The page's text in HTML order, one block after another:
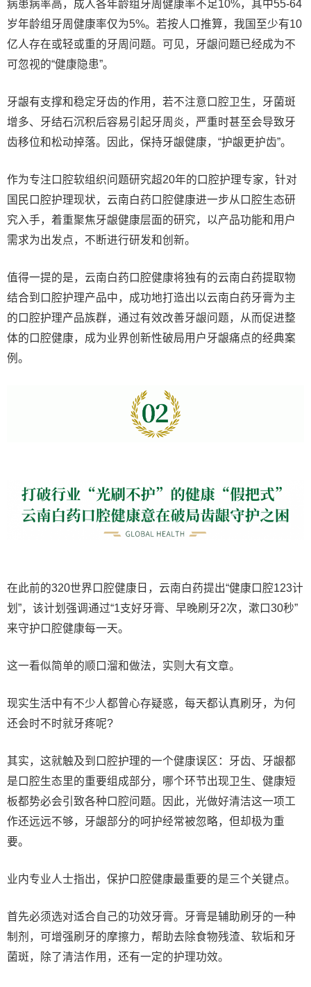
病患病率高，成人各年龄组牙周健康率不足10%，其中55-64
岁年龄组牙周健康率仅为5%。若按人口推算，我国至少有10
亿人存在或轻或重的牙周问题。可见，牙龈问题已经成为不
可忽视的“健康隐患”。
牙龈有支撑和稳定牙齿的作用，若不注意口腔卫生，牙菌斑
增多、牙结石沉积后容易引起牙周炎，严重时甚至会导致牙
齿移位和松动掉落。因此，保持牙龈健康，“护龈更护齿”。
作为专注口腔软组织问题研究超20年的口腔护理专家，针对
国民口腔护理现状，云南白药口腔健康进一步从口腔生态研
究入手，着重聚焦牙龈健康层面的研究，以产品功能和用户
需求为出发点，不断进行研发和创新。
值得一提的是，云南白药口腔健康将独有的云南白药提取物
结合到口腔护理产品中，成功地打造出以云南白药牙膏为主
的口腔护理产品族群，通过有效改善牙龈问题，从而促进整
体的口腔健康，成为业界创新性破局用户牙龈痛点的经典案
例。
在此前的320世界口腔健康日，云南白药提出“健康口腔123计
划”，该计划强调通过“1支好牙膏、早晚刷牙2次，漱口30秒”
来守护口腔健康每一天。
这一看似简单的顺口溜和做法，实则大有文章。
现实生活中有不少人都曾心存疑惑，每天都认真刷牙，为何
还会时不时就牙疼呢?
其实，这就触及到口腔护理的一个健康误区：牙齿、牙龈都
是口腔生态里的重要组成部分，哪个环节出现卫生、健康短
板都势必会引致各种口腔问题。因此，光做好清洁这一项工
作还远远不够，牙龈部分的呵护经常被忽略，但却极为重
要。
业内专业人士指出，保护口腔健康最重要的是三个关键点。
首先必须选对适合自己的功效牙膏。牙膏是辅助刷牙的一种
制剂，可增强刷牙的摩擦力，帮助去除食物残渣、软垢和牙
菌斑，除了清洁作用，还有一定的护理功效。